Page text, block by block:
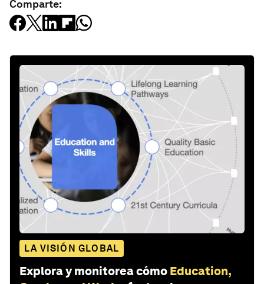
Comparte:
LA VISIÓN GLOBAL
Explora y monitorea cómo Education,